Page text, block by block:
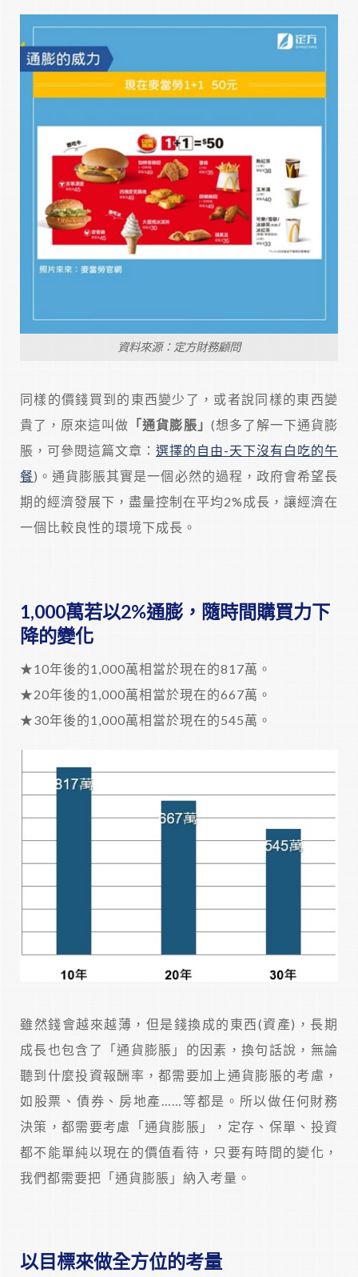
資料來源：定方財務顧問
同樣的價錢買到的東西變少了，或者說同樣的東西變
貴了，原來這叫做 「通貨膨脹」 (想多了解一下通貨膨
脹，可參閱這篇文章： 選擇的自由-天下沒有白吃的午
餐)。通貨膨脹其實是一個必然的過程，政府會希望長
期的經濟發展下，盡量控制在平均2%成長，讓經濟在
一個比較良性的環境下成長。
1,000萬若以2%通膨，隨時間購買力下
降的變化
★10年後的1,000萬相當於現在的817萬。
★20年後的1,000萬相當於現在的667萬。
★30年後的1,000萬相當於現在的545萬。
雖然錢會越來越薄，但是錢換成的東西(資產)，長期
成長也包含了「通貨膨脹」的因素，換句話說，無論
聽到什麼投資報酬率，都需要加上通貨膨脹的考慮，
如股票、債券、房地產……等都是。所以做任何財務
決策，都需要考慮「通貨膨脹」，定存、保單、投資
都不能單純以現在的價值看待，只要有時間的變化，
我們都需要把「通貨膨脹」納入考量。
以目標來做全方位的考量